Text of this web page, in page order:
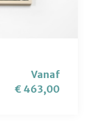
Vanaf
€ 463,00